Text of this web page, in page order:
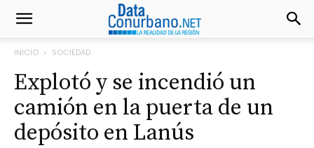
INICIO SOCIEDAD
Explotó y se incendió un
camión en la puerta de un
depósito en Lanús